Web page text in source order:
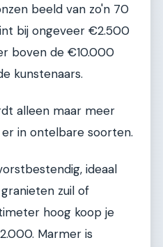
beeld van zo'n 70
bij ongeveer €2.500
boven de €10.000
kunstenaars.
alleen maar meer
in ontelbare soorten.
ideaal
zuil of
hoog koop je
Marmer is